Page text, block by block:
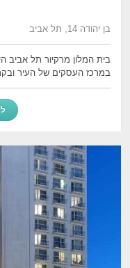
בן יהודה 14, תל אביב
במרכז העסקים של העיר